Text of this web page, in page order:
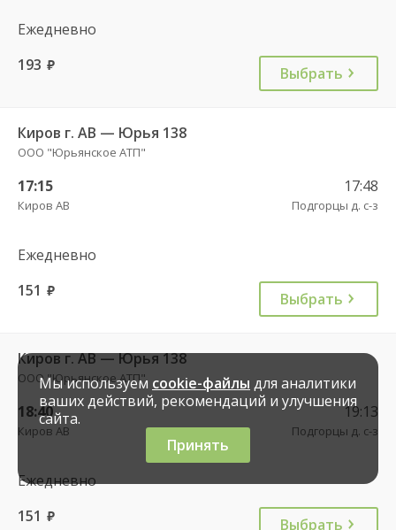
Ежедневно
193 руб. Выбрать
Киров г. АВ — Юрья 138
ООО "Юрьянское АТП"
17:15
Киров АВ
17:48
Подгорцы д. с-з
Ежедневно
151 руб. Выбрать
Киров г. АВ — Юрья 138
ООО "Юрьянское АТП"
18:40
Киров АВ
19:13
Подгорцы д. с-з
Ежедневно
151 руб. Выбрать
Мы используем cookie-файлы для аналитики
ваших действий, рекомендаций и улучшения
сайта.
Принять